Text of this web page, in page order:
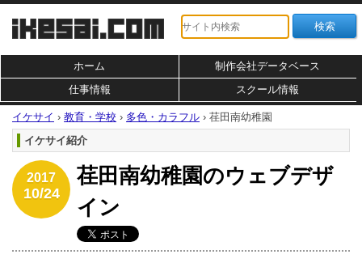
ホーム
制作会社データベース
仕事情報
スクール情報
イケサイ › 教育・学校 › 多色・カラフル › 荏田南幼稚園
イケサイ紹介
2017
10/24
荏田南幼稚園のウェブデザ
イン